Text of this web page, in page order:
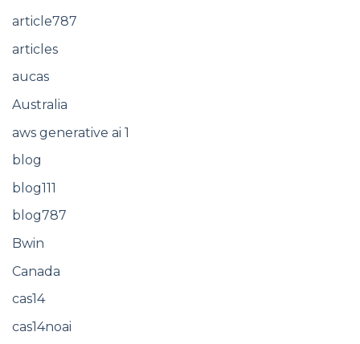
article787
articles
aucas
Australia
aws generative ai 1
blog
blog111
blog787
Bwin
Canada
cas14
cas14noai